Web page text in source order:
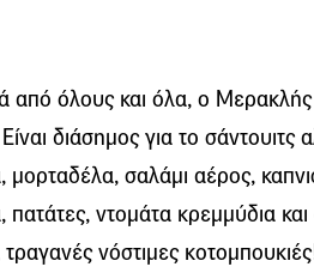
όλους και όλα, ο Μερακλής
διάσημος για το σάντουιτς
μορταδέλα, σαλάμι αέρος,
πατάτες, ντομάτα κρεμμύδια
τραγανές νόστιμες